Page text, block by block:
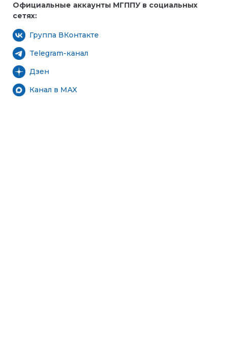
Официальные аккаунты МГППУ в социальных
сетях:
Группа ВКонтакте
Telegram-канал
Дзен
Канал в MAX